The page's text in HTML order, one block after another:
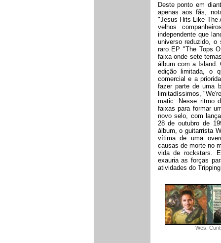
Deste ponto em
apenas aos fãs,
"Jesus Hits Like The
velhos
independente que
universo reduzido, o
raro EP "The Tops
faixa onde sete
álbum com a Island.
edição limitada, o
comercial e a
fazer parte de uma
limitadíssimos,
matic. Nesse ritmo
faixas para formar
novo selo, com
28 de outubro de
álbum, o guitarrista
vítima de uma
causas de morte no
vida de rockstars.
exauria as forças
atividades do
Wes,